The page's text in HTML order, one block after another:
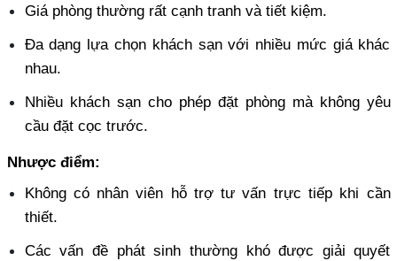
Giá phòng thường rất cạnh tranh và tiết kiệm.
Đa dạng lựa chọn khách sạn với nhiều mức giá khác
nhau.
Nhiều khách sạn cho phép đặt phòng mà không yêu
cầu đặt cọc trước.
Nhược điểm:
Không có nhân viên hỗ trợ tư vấn trực tiếp khi cần
thiết.
Các vấn đề phát sinh thường khó được giải quyết